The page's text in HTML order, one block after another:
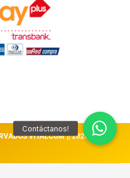
VITALCOM || 2026